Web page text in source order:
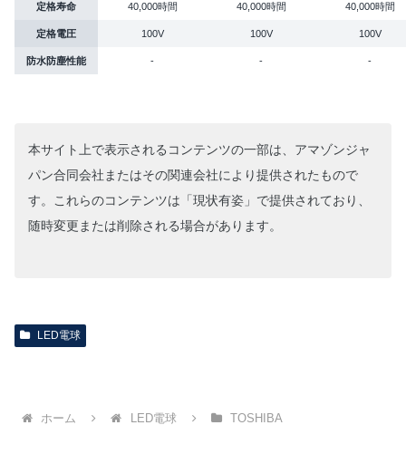
定格寿命 40,000時間 40,000時間 40,000時間
定格電圧 100V 100V 100V
防水防塵性能 - - -
本サイト上で表示されるコンテンツの一部は、アマゾンジャ
パン合同会社またはその関連会社により提供されたもので
す。これらのコンテンツは「現状有姿」で提供されており、
随時変更または削除される場合があります。
LED電球
ホーム LED電球 TOSHIBA